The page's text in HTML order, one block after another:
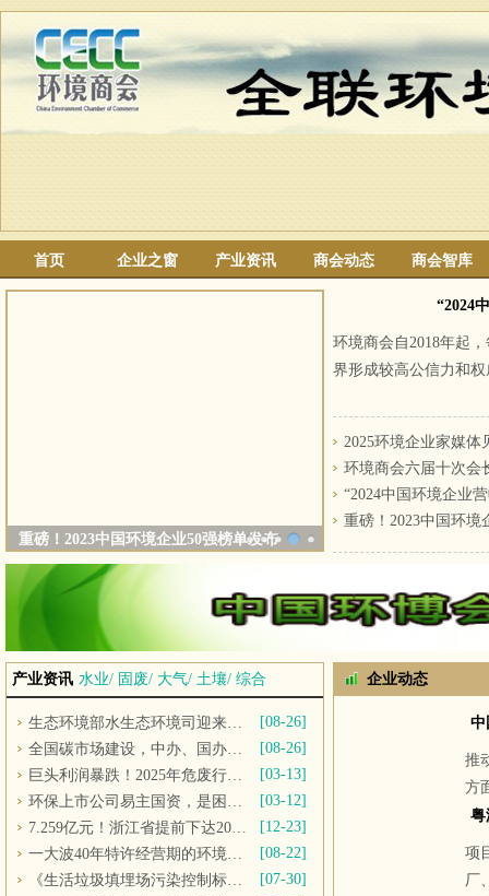
首页 企业之窗 产业资讯 商会动态 商会智库
重磅！2023中国环境企业50强榜单发布
1 2 3 4 5
“2024
环境商会自2018年起
界形成较高公信力和
2025环境企业家媒体
环境商会六届十次会
“2024中国环境企业
重磅！2023中国环境
产业资讯 水业/ 固废/ 大气/ 土壤/ 综合
生态环境部水生态环境司迎来新司长
[08-26]
全国碳市场建设，中办、国办重磅文件发布
[08-26]
巨头利润暴跌！2025年危废行业是“末路”还是“重生”？
[03-13]
环保上市公司易主国资，是困境自救还是行业趋势？
[03-12]
7.259亿元！浙江省提前下达2025年中央水、大气、土壤污染防治资金和农村环境整治资金
[12-23]
一大波40年特许经营期的环境项目来袭，环保民企的春天到了？
[08-22]
《生活垃圾填埋场污染控制标准》GB16889-2024发布，9月1日起实施
[07-30]
企业动态
推
方
项
厂